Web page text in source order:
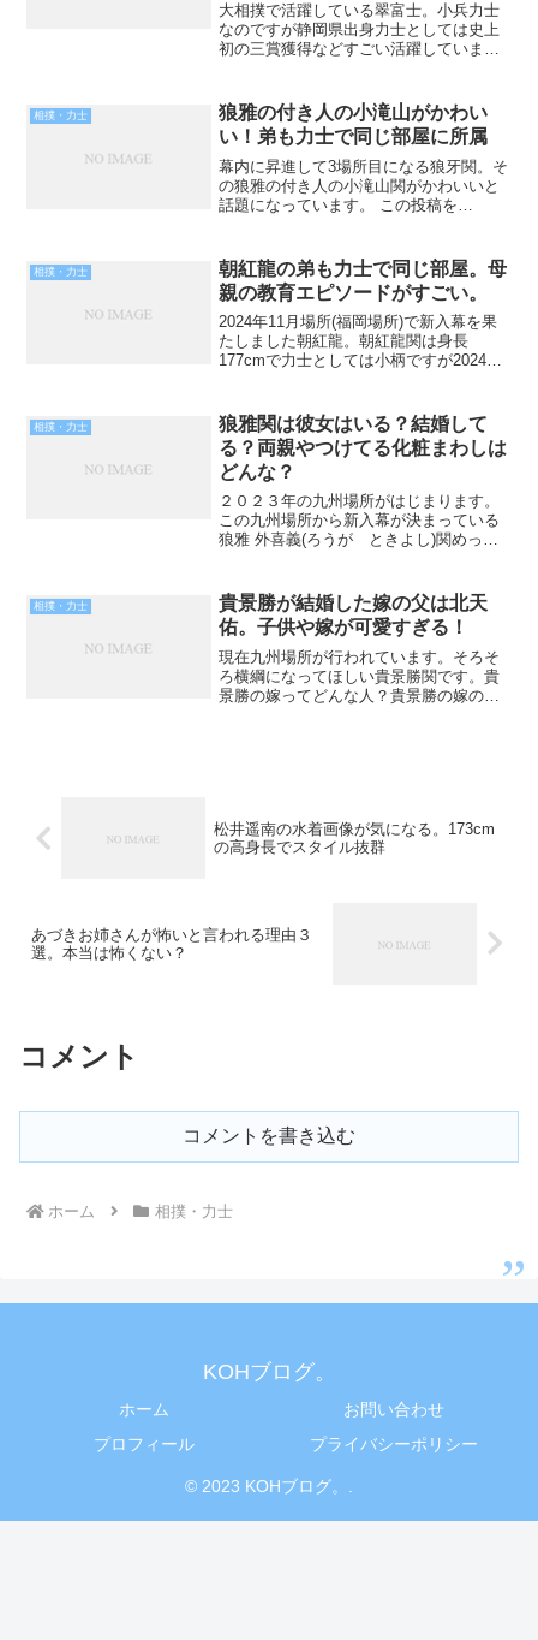
大相撲で活躍している翠富士。小兵力士
なのですが静岡県出身力士としては史上
初の三賞獲得などすごい活躍しています
と呼ばれる程です。そんな翠富士です
が、母親について実家につい...
相撲・力士
狼雅の付き人の小滝山がかわい
い！弟も力士で同じ部屋に所属
幕内に昇進して3場所目になる狼牙関。そ
の狼雅の付き人の小滝山関がかわいいと
話題になっています。 この投稿を
した投稿 インスタグラムの写真の真ん中
に写っているのが...
相撲・力士
朝紅龍の弟も力士で同じ部屋。母
親の教育エピソードがすごい。
2024年11月場所(福岡場所)で新入幕を果
たしました朝紅龍。朝紅龍関は身長
177cmで力士としては小柄ですが2024年9
が、朝紅龍の弟も力士なの？朝紅龍の母
親のエ...
相撲・力士
狼雅関は彼女はいる？結婚して
る？両親やつけてる化粧まわしは
どんな？
２０２３年の九州場所がはじまります。
この九州場所から新入幕が決まっている
狼雅 外喜義(ろうが ときよし)関めっち
狼雅関に彼女はいるの？狼雅関ってもし
かして結婚してる？狼雅...
相撲・力士
貴景勝が結婚した嫁の父は北天
佑。子供や嫁が可愛すぎる！
現在九州場所が行われています。そろそ
ろ横綱になってほしい貴景勝関です。貴
景勝の嫁ってどんな人？貴景勝の嫁の父
松井遥南の水着画像が気になる。173cm
の高身長でスタイル抜群
あづきお姉さんが怖いと言われる理由３
選。本当は怖くない？
コメント
コメントを書き込む
ホーム 相撲・力士
KOHブログ。
ホーム
お問い合わせ
プロフィール
プライバシーポリシー
© 2023 KOHブログ。.